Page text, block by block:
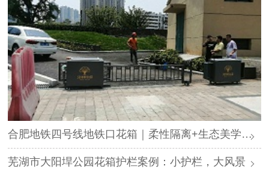
合肥地铁四号线地铁口花箱｜柔性隔离+生态美学，打造城市绿色归家路
芜湖市大阳垾公园花箱护栏案例：小护栏，大风景